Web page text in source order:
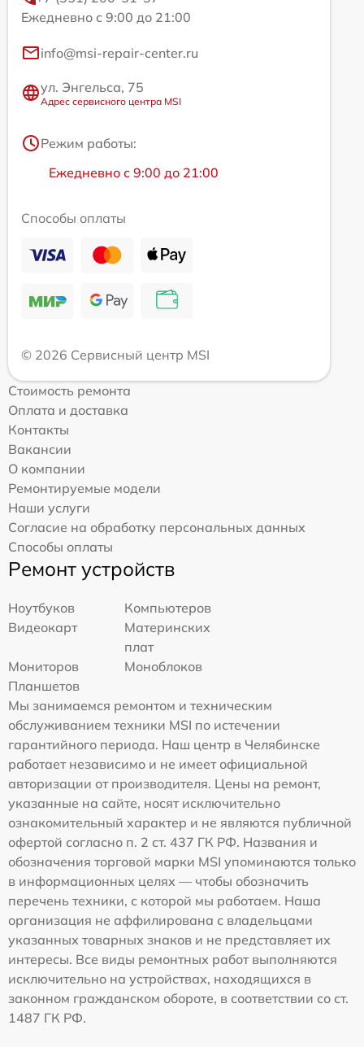
Ежедневно с 9:00 до 21:00
info@msi-repair-center.ru
ул. Энгельса, 75
Адрес сервисного центра MSI
Режим работы:
Ежедневно с 9:00 до 21:00
Способы оплаты
© 2026 Сервисный центр MSI
Стоимость ремонта
Оплата и доставка
Контакты
Вакансии
О компании
Ремонтируемые модели
Наши услуги
Согласие на обработку персональных данных
Способы оплаты
Ремонт устройств
Ноутбуков
Компьютеров
Видеокарт
Материнских
плат
Мониторов
Моноблоков
Планшетов
Мы занимаемся ремонтом и техническим
обслуживанием техники MSI по истечении
гарантийного периода. Наш центр в Челябинске
работает независимо и не имеет официальной
авторизации от производителя. Цены на ремонт,
указанные на сайте, носят исключительно
ознакомительный характер и не являются публичной
офертой согласно п. 2 ст. 437 ГК РФ. Названия и
обозначения торговой марки MSI упоминаются только
в информационных целях — чтобы обозначить
перечень техники, с которой мы работаем. Наша
организация не аффилирована с владельцами
указанных товарных знаков и не представляет их
интересы. Все виды ремонтных работ выполняются
исключительно на устройствах, находящихся в
законном гражданском обороте, в соответствии со ст.
1487 ГК РФ.